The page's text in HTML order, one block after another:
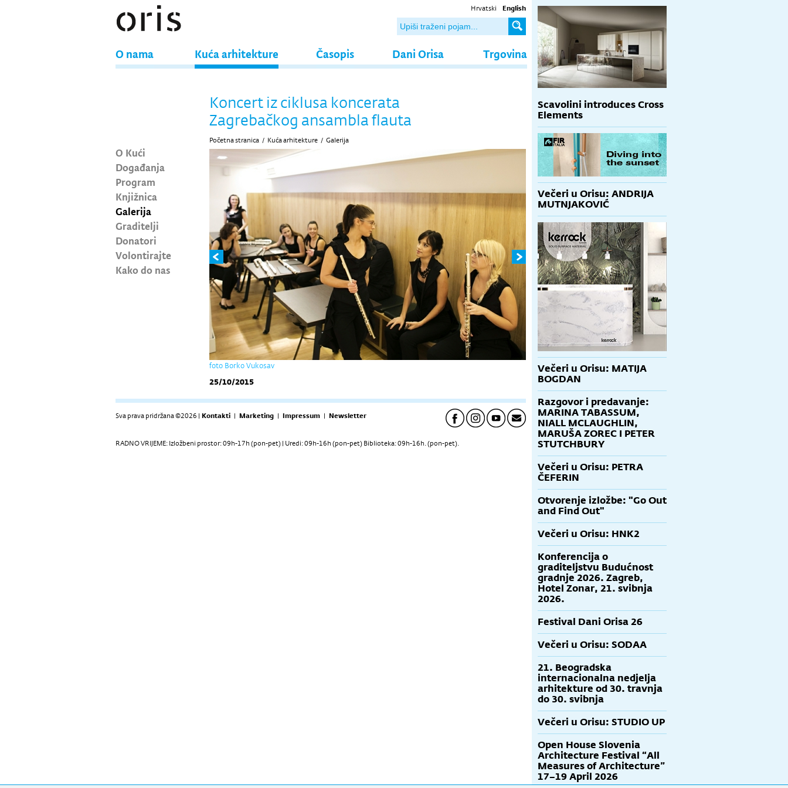
Hrvatski English
O nama Kuća arhitekture Časopis Dani Orisa Trgovina
O Kući
Događanja
Program
Knjižnica
Galerija
Graditelji
Donatori
Volontirajte
Kako do nas
Koncert iz ciklusa koncerata
Zagrebačkog ansambla flauta
Početna stranica / Kuća arhitekture / Galerija
foto Borko Vukosav
25/10/2015
Sva prava pridržana ©2026 | Kontakti | Marketing | Impressum | Newsletter
RADNO VRIJEME: Izložbeni prostor: 09h-17h (pon-pet) | Uredi: 09h-16h (pon-pet) Biblioteka: 09h-16h. (pon-pet).
Scavolini introduces Cross
Elements
Večeri u Orisu: ANDRIJA
MUTNJAKOVIĆ
Večeri u Orisu: MATIJA
BOGDAN
Razgovor i predavanje:
MARINA TABASSUM,
NIALL MCLAUGHLIN,
MARUŠA ZOREC I PETER
STUTCHBURY
Večeri u Orisu: PETRA
ČEFERIN
Otvorenje izložbe: "Go Out
and Find Out"
Večeri u Orisu: HNK2
Konferencija o
graditeljstvu Budućnost
gradnje 2026. Zagreb,
Hotel Zonar, 21. svibnja
2026.
Festival Dani Orisa 26
Večeri u Orisu: SODAA
21. Beogradska
internacionalna nedjelja
arhitekture od 30. travnja
do 30. svibnja
Večeri u Orisu: STUDIO UP
Open House Slovenia
Architecture Festival “All
Measures of Architecture”
17–19 April 2026